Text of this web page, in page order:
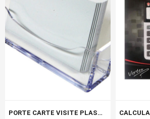
PORTE CARTE VISITE PLASTIC